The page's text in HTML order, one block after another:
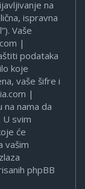
na
ispravna
Vaše
|
podataka
koje
vaše šifre i
|
nama da
U svim
će
vašim
phpBB